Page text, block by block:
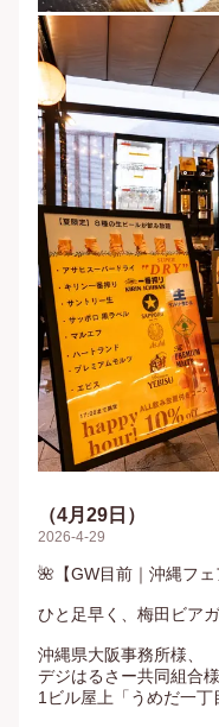
（4月29日）
2026-4-29
🌺【GW目前｜沖縄フ
ひと足早く、梅田ビア
沖縄県大阪事務所様、
デジはるさー共同組合
1ビル屋上「うめだ一丁